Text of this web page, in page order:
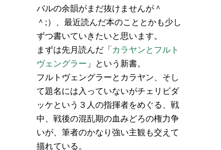
バルの余韻がまだ抜けませんが＾
＾;）、最近読んだ本のこととかも少し
ずつ書いていきたいと思います。
まずは先月読んだ「 カラヤンとフルト
ヴェングラー 」という新書。
フルトヴェングラーとカラヤン、そし
て題名には入っていないがチェリビダ
ッケという３人の指揮者をめぐる、戦
中、戦後の混乱期の血みどろの権力争
いが、筆者のかなり強い主観も交えて
描れている。